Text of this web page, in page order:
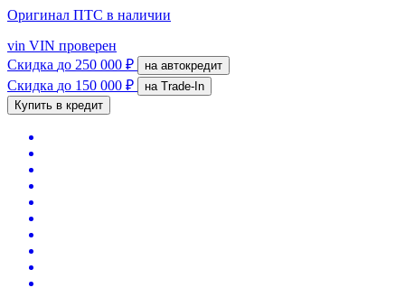
Оригинал ПТС в наличии
vin VIN проверен
Скидка до 250 000 ₽ на автокредит
Скидка до 150 000 ₽
на Trade-In
Купить в кредит